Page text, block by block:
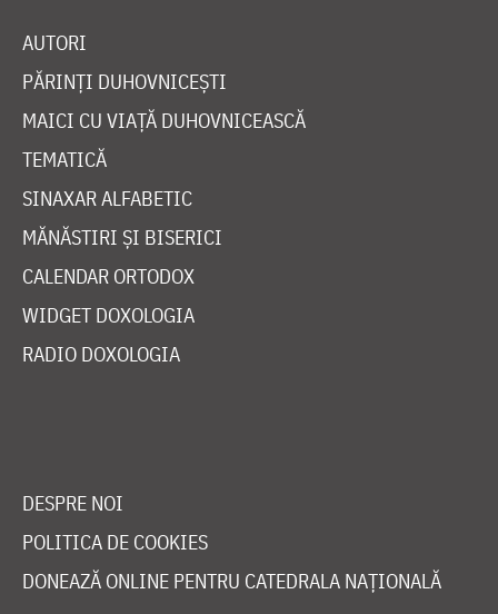
AUTORI
PĂRINȚI DUHOVNICEȘTI
MAICI CU VIAȚĂ DUHOVNICEASCĂ
TEMATICĂ
SINAXAR ALFABETIC
MĂNĂSTIRI ȘI BISERICI
CALENDAR ORTODOX
WIDGET DOXOLOGIA
RADIO DOXOLOGIA
DESPRE NOI
POLITICA DE COOKIES
DONEAZĂ ONLINE PENTRU CATEDRALA NAȚIONALĂ